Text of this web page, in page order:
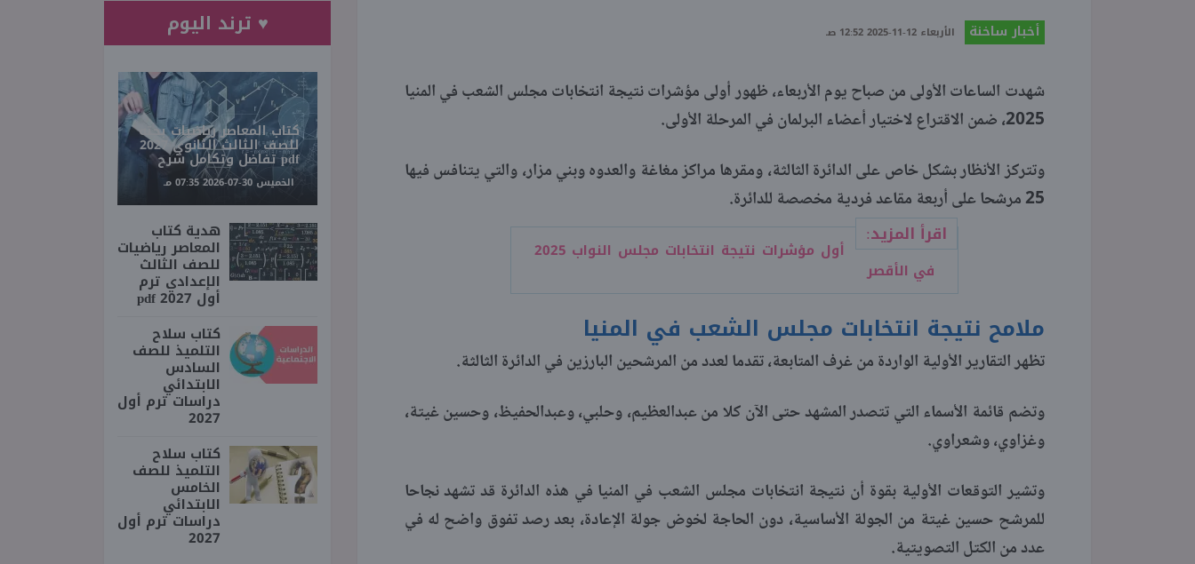
أخبار ساخنة الأربعاء 12-11-2025 12:52 صـ
شهدت الساعات الأولى من صباح يوم الأربعاء، ظهور أولى مؤشرات نتيجة انتخابات مجلس الشعب في المنيا
2025، ضمن الاقتراع لاختيار أعضاء البرلمان في المرحلة الأولى.
وتتركز الأنظار بشكل خاص على الدائرة الثالثة، ومقرها مراكز مغاغة والعدوه وبني مزار، والتي يتنافس فيها
25 مرشحا على أربعة مقاعد فردية مخصصة للدائرة.
اقرأ المزيد:
أول مؤشرات نتيجة انتخابات مجلس النواب 2025
في الأقصر
ملامح نتيجة انتخابات مجلس الشعب في المنيا
تظهر التقارير الأولية الواردة من غرف المتابعة، تقدما لعدد من المرشحين البارزين في الدائرة الثالثة.
وتضم قائمة الأسماء التي تتصدر المشهد حتى الآن كلا من عبدالعظيم، وحلبي، وعبدالحفيظ، وحسين غيتة،
وغزاوي، وشعراوي.
وتشير التوقعات الأولية بقوة أن نتيجة انتخابات مجلس الشعب في المنيا في هذه الدائرة قد تشهد نجاحا
للمرشح حسين غيتة من الجولة الأساسية، دون الحاجة لخوض جولة الإعادة، بعد رصد تفوق واضح له في
عدد من الكتل التصويتية.
♥ ترند اليوم
كتاب المعاصر رياضيات بحته
للصف الثالث الثانوي 2027
pdf تفاضل وتكامل شرح
الخميس 30-07-2026 07:35 مـ
هدية كتاب
المعاصر رياضيات
للصف الثالث
الإعدادي ترم
أول 2027 pdf
كتاب سلاح
التلميذ للصف
السادس
الابتدائي
دراسات ترم أول
2027
كتاب سلاح
التلميذ للصف
الخامس
الابتدائي
دراسات ترم أول
2027